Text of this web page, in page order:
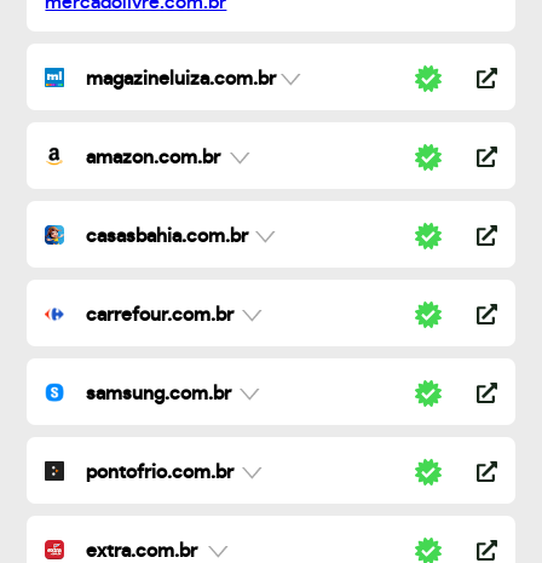
magazineluiza.com.br
amazon.com.br
casasbahia.com.br
carrefour.com.br
samsung.com.br
pontofrio.com.br
extra.com.br